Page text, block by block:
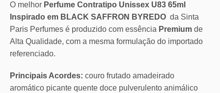
O melhor Perfume Contratipo Unissex U83 65ml
Inspirado em BLACK SAFFRON BYREDO da Sinta
Paris Perfumes é produzido com essência Premium de
Alta Qualidade, com a mesma formulação do importado
referenciado.
Principais Acordes: couro frutado amadeirado
aromático picante quente doce pulverulento animálico